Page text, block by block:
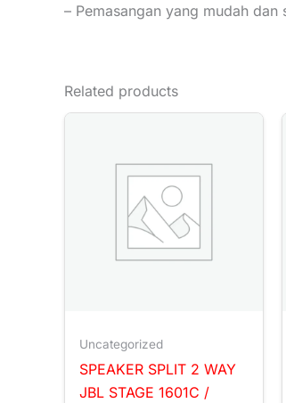
– Pemasangan yang mudah
Related products
Uncategorized
SPEAKER SPLIT 2 WAY
JBL STAGE 1601C /